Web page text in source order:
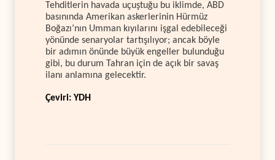
Tehditlerin havada uçuştuğu bu iklimde, ABD
basınında Amerikan askerlerinin Hürmüz
Boğazı’nın Umman kıyılarını işgal edebileceği
yönünde senaryolar tartışılıyor; ancak böyle
bir adımın önünde büyük engeller bulunduğu
gibi, bu durum Tahran için de açık bir savaş
ilanı anlamına gelecektir.
Çeviri: YDH